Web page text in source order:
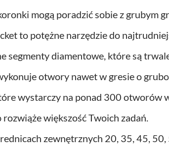
mogą poradzić sobie z grubym
to potężne narzędzie do
segmenty diamentowe, które są
otwory nawet w gresie o
wystarczy na ponad 300 otworów
rozwiąże większość Twoich zadań.
zewnętrznych 20, 35, 45,